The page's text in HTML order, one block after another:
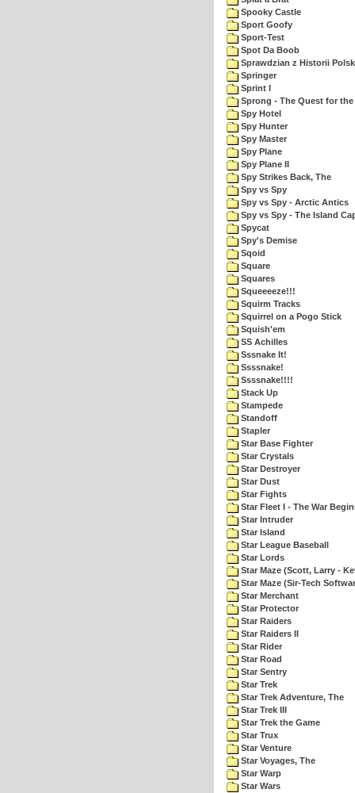
Spooky Castle
Sport Goofy
Sport-Test
Spot Da Boob
Sprawdzian z Historii
Springer
Sprint I
Sprong - The Quest for
Spy Hotel
Spy Hunter
Spy Master
Spy Plane
Spy Plane II
Spy Strikes Back, The
Spy vs Spy
Spy vs Spy - Arctic Antics
Spy vs Spy - The Island
Spycat
Spy's Demise
Sqoid
Square
Squares
Squeeeeze!!!
Squirm Tracks
Squirrel on a Pogo Stick
Squish'em
SS Achilles
Sssnake It!
Ssssnake!
Ssssnake!!!!
Stack Up
Stampede
Standoff
Stapler
Star Base Fighter
Star Crystals
Star Destroyer
Star Dust
Star Fights
Star Fleet I - The War
Star Intruder
Star Island
Star League Baseball
Star Lords
Star Maze (Scott, Larry -
Star Maze (Sir-Tech
Star Merchant
Star Protector
Star Raiders
Star Raiders II
Star Rider
Star Road
Star Sentry
Star Trek
Star Trek Adventure, The
Star Trek III
Star Trek the Game
Star Trux
Star Venture
Star Voyages, The
Star Warp
Star Wars